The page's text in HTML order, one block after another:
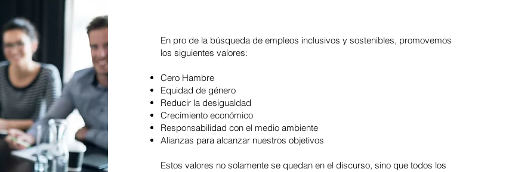
En pro de la búsqueda de empleos inclusivos y sostenibles, promovemos
los siguientes valores:
Cero Hambre
Equidad de género
Reducir la desigualdad
Crecimiento económico
Responsabilidad con el medio ambiente
Alianzas para alcanzar nuestros objetivos
Estos valores no solamente se quedan en el discurso, sino que todos los